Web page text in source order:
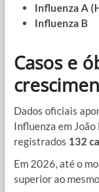
Influenza A
Influenza B
Casos e
Dados oficiais
Influenza em João
registrados 132
Em 2026, até o
superior ao